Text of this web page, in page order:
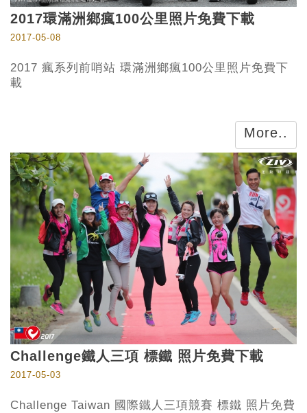
2017環滿洲鄉瘋100公里照片免費下載
2017-05-08
2017 瘋系列前哨站 環滿洲鄉瘋100公里照片免費下
載
More..
Challenge鐵人三項 標鐵 照片免費下載
2017-05-03
Challenge Taiwan 國際鐵人三項競賽 標鐵 照片免費